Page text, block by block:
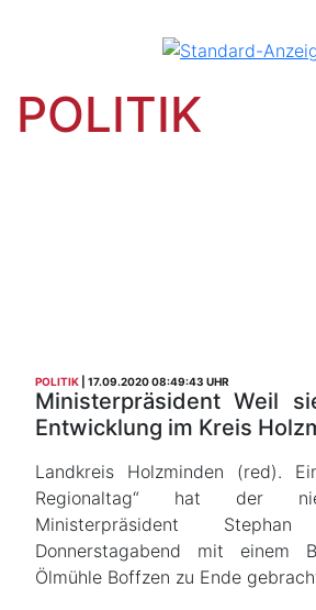
POLITIK
POLITIK 17.09.2020 08:49:43 UHR
Ministerpräsident Weil
Entwicklung im Kreis
Landkreis Holzminden (red).
Regionaltag“ hat der
Ministerpräsident
Donnerstagabend mit einem
Ölmühle Boffzen zu Ende